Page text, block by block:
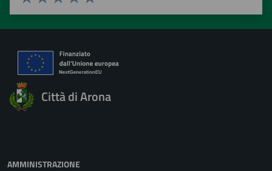
Valuta 5 stelle su 5
Valuta 4 stelle su 5
Valuta 3 stelle su 5
Valuta 2 stelle su 5
Valuta 1 stelle su 5
Città di Arona
AMMINISTRAZIONE